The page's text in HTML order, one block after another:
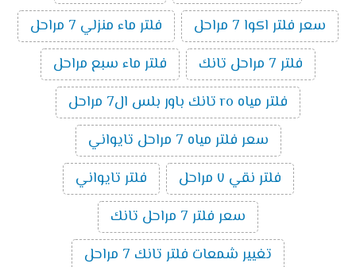
سعر فلتر اكوا 7 مراحل
فلتر ماء منزلي 7 مراحل
فلتر 7 مراحل تانك
فلتر ماء سبع مراحل
فلتر مياه ro تانك باور بلس ال7 مراحل
سعر فلتر مياه 7 مراحل تايواني
فلتر نقي ٧ مراحل
فلتر تايواني
سعر فلتر 7 مراحل تانك
تغيير شمعات فلتر تانك 7 مراحل